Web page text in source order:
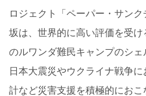
ロジェクト「ペーパー・サンク
坂は、世界的に高い評価を受け
のルワンダ難民キャンプのシ
日本大震災やウクライナ戦争
計など災害支援を積極的におこ